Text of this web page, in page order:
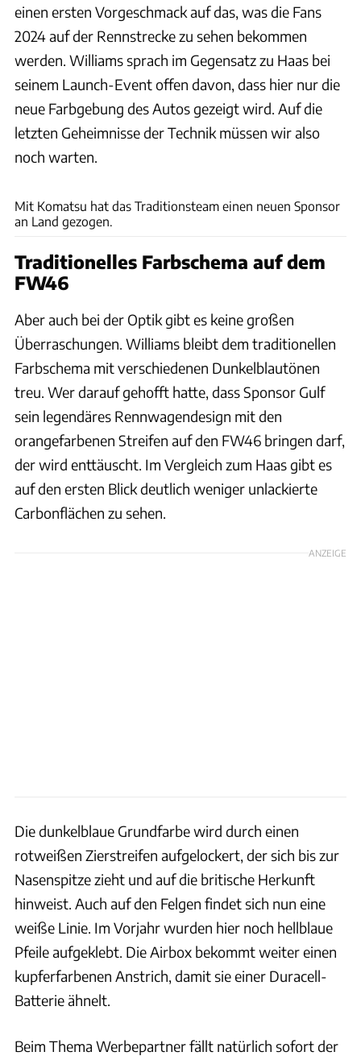
einen ersten Vorgeschmack auf das, was die Fans
2024 auf der Rennstrecke zu sehen bekommen
werden. Williams sprach im Gegensatz zu Haas bei
seinem Launch-Event offen davon, dass hier nur die
neue Farbgebung des Autos gezeigt wird. Auf die
letzten Geheimnisse der Technik müssen wir also
noch warten.
Mit Komatsu hat das Traditionsteam einen neuen Sponsor
an Land gezogen.
Traditionelles Farbschema auf dem
FW46
Aber auch bei der Optik gibt es keine großen
Überraschungen. Williams bleibt dem traditionellen
Farbschema mit verschiedenen Dunkelblautönen
treu. Wer darauf gehofft hatte, dass Sponsor Gulf
sein legendäres Rennwagendesign mit den
orangefarbenen Streifen auf den FW46 bringen darf,
der wird enttäuscht. Im Vergleich zum Haas gibt es
auf den ersten Blick deutlich weniger unlackierte
Carbonflächen zu sehen.
ANZEIGE
Die dunkelblaue Grundfarbe wird durch einen
rotweißen Zierstreifen aufgelockert, der sich bis zur
Nasenspitze zieht und auf die britische Herkunft
hinweist. Auch auf den Felgen findet sich nun eine
weiße Linie. Im Vorjahr wurden hier noch hellblaue
Pfeile aufgeklebt. Die Airbox bekommt weiter einen
kupferfarbenen Anstrich, damit sie einer Duracell-
Batterie ähnelt.
Beim Thema Werbepartner fällt natürlich sofort der